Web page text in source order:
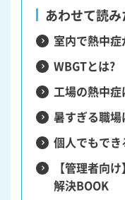
あわせて読
室内で熱中
WBGTとは?
工場の熱中症
暑すぎる職場
個人でもでき
【管理者向
解決BOOK